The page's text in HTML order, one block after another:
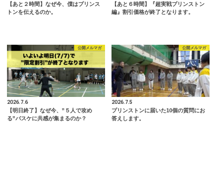
【あと２時間】なぜ今、僕はプリンス
トンを伝えるのか。
【あと６時間】『超実戦プリンストン
編』割引価格が終了となります。
公開メルマガ
2026.7.6
【明日終了】なぜ今、”５人で攻め
る”バスケに共感が集まるのか？
公開メルマガ
2026.7.5
プリンストンに届いた10個の質問にお
答えします。